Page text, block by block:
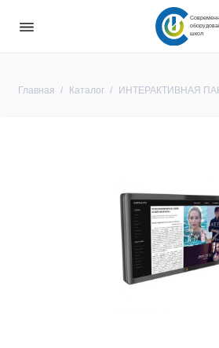
школ
Главная Каталог ИНТЕРАКТИВНАЯ